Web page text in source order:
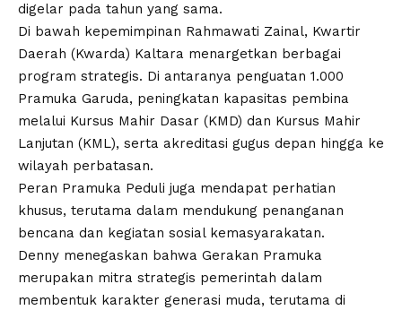
digelar pada tahun yang sama.
Di bawah kepemimpinan Rahmawati Zainal, Kwartir
Daerah (Kwarda) Kaltara menargetkan berbagai
program strategis. Di antaranya penguatan 1.000
Pramuka Garuda, peningkatan kapasitas pembina
melalui Kursus Mahir Dasar (KMD) dan Kursus Mahir
Lanjutan (KML), serta akreditasi gugus depan hingga ke
wilayah perbatasan.
Peran Pramuka Peduli juga mendapat perhatian
khusus, terutama dalam mendukung penanganan
bencana dan kegiatan sosial kemasyarakatan.
Denny menegaskan bahwa Gerakan Pramuka
merupakan mitra strategis pemerintah dalam
membentuk karakter generasi muda, terutama di